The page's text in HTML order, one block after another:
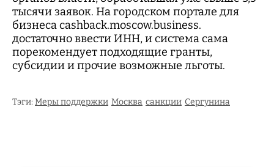
тысячи заявок. На городском портале для
бизнеса cashback.moscow.business.
достаточно ввести ИНН, и система сама
порекомендует подходящие гранты,
субсидии и прочие возможные льготы.
Тэги: Меры поддержки Москва санкции Сергунина